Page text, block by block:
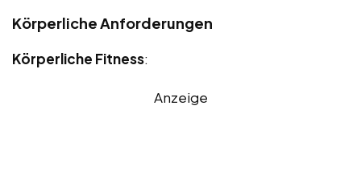
Körperliche Anforderungen
Körperliche Fitness:
Anzeige